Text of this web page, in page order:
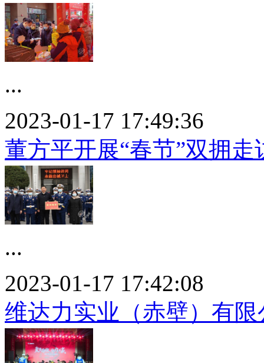
...
2023-01-17 17:49:36
董方平开展“春节”双拥走
...
2023-01-17 17:42:08
维达力实业（赤壁）有